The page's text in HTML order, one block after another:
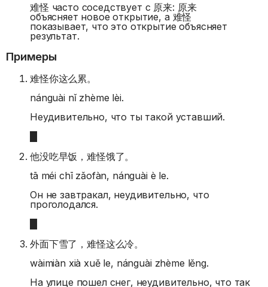
难怪 часто соседствует с 原来: 原来
объясняет новое открытие, а 难怪
показывает, что это открытие объясняет
результат.
Примеры
难怪你这么累。
nánguài nǐ zhème lèi.
Неудивительно, что ты такой уставший.
他没吃早饭，难怪饿了。
tā méi chī zǎofàn, nánguài è le.
Он не завтракал, неудивительно, что
проголодался.
外面下雪了，难怪这么冷。
wàimiàn xià xuě le, nánguài zhème lěng.
На улице пошел снег, неудивительно, что так